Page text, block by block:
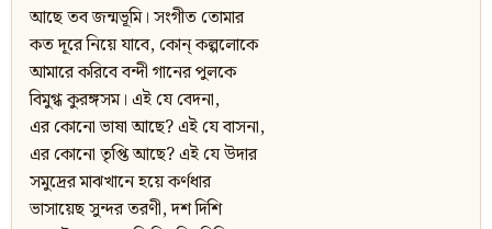
আছে তব জন্মভূমি। সংগীত তোমার
কত দূরে নিয়ে যাবে, কোন্‌ কল্পলোকে
আমারে করিবে বন্দী গানের পুলকে
বিমুগ্ধ কুরঙ্গসম। এই যে বেদনা,
এর কোনো ভাষা আছে? এই যে বাসনা,
এর কোনো তৃপ্তি আছে? এই যে উদার
সমুদ্রের মাঝখানে হয়ে কর্ণধার
ভাসায়েছ সুন্দর তরণী, দশ দিশি